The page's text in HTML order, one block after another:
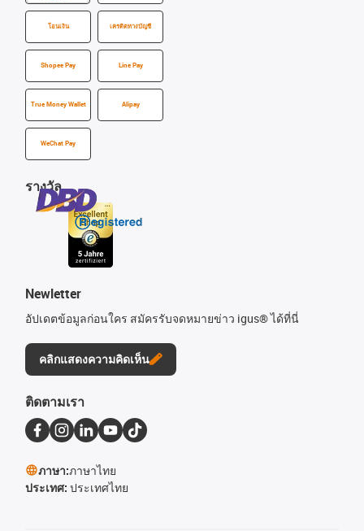
โอนเงิน เครดิตทางบัญชี
Shopee Pay Line Pay
True Money Wallet Alipay
WeChat Pay
รางวัล
Newletter
อัปเดตข้อมูลก่อนใคร สมัครรับจดหมายข่าว igus® ได้ที่นี่
คลิกแสดงความคิดเห็น
ติดตามเรา
ภาษา:ภาษาไทย
ประเทศ: ประเทศไทย